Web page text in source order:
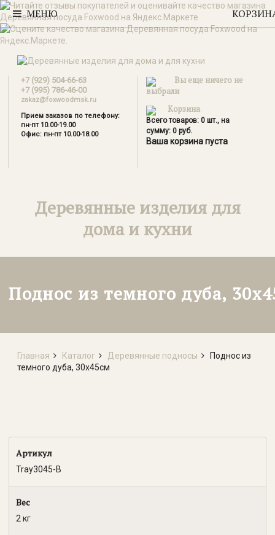
+7 (929) 504-66-63
+7 (995) 786-46-00
zakaz@foxwoodmsk.ru
Прием заказов по телефону:
пн-пт 10.00-19.00
Офис: пн-пт 10.00-18.00
Вы еще ничего не
выбрали
Корзина
Всего товаров: 0 шт., на
сумму: 0 руб.
Ваша корзина пуста
Деревянные изделия для
дома и кухни
МЕНЮ
Поднос из темного дуба,
Главная Каталог Деревянные подносы
Поднос из
темного дуба, 30х45см
Артикул
Tray3045-B
Вес
2 кг